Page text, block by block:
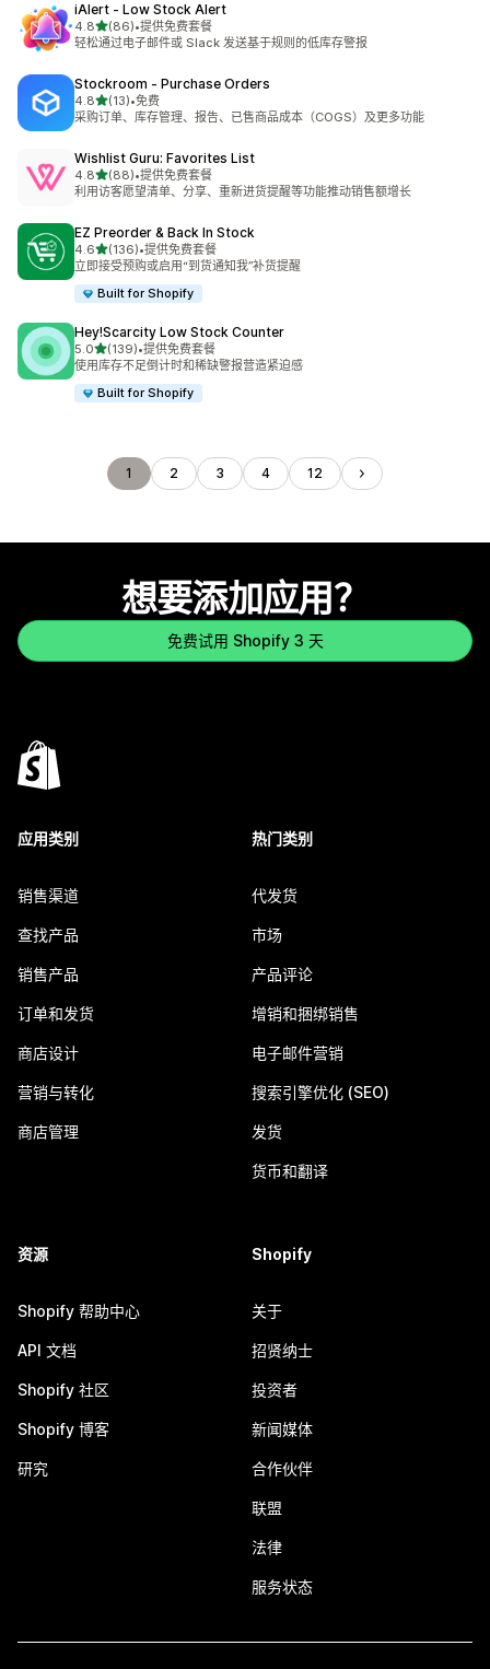
iAlert ‑ Low Stock Alert
4.8星（满分 5 星）
(86)
总共 86 条评论
•提供免费套餐
轻松通过电子邮件或 Slack 发送基于规则的低库存警报
Stockroom ‑ Purchase Orders
4.8星（满分 5 星）
(13)
总共 13 条评论
•免费
采购订单、库存管理、报告、已售商品成本（COGS）及更多功能
Wishlist Guru: Favorites List
4.8星（满分 5 星）
(88)
总共 88 条评论
•提供免费套餐
利用访客愿望清单、分享、重新进货提醒等功能推动销售额增长
EZ Preorder & Back In Stock
4.6星（满分 5 星）
(136)
总共 136 条评论
•提供免费套餐
立即接受预购或启用“到货通知我”补货提醒
Built for Shopify
Hey!Scarcity Low Stock Counter
5.0星（满分 5 星）
(139)
总共 139 条评论
•提供免费套餐
使用库存不足倒计时和稀缺警报营造紧迫感
Built for Shopify
1 2 3 4 12
想要添加应用？
免费试用 Shopify 3 天
应用类别
销售渠道
查找产品
销售产品
订单和发货
商店设计
营销与转化
商店管理
热门类别
代发货
市场
产品评论
增销和捆绑销售
电子邮件营销
搜索引擎优化 (SEO)
发货
货币和翻译
资源
Shopify 帮助中心
API 文档
Shopify 社区
Shopify 博客
研究
Shopify
关于
招贤纳士
投资者
新闻媒体
合作伙伴
联盟
法律
服务状态